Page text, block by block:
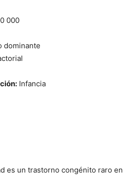
000
dominante
Infancia
es un trastorno congénito raro en